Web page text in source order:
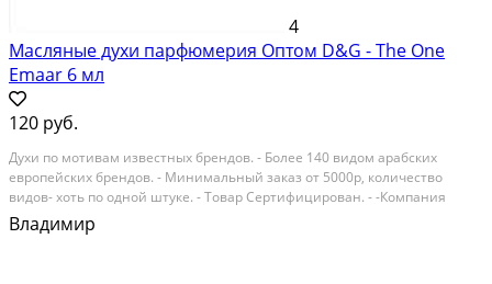
4
Масляные духи парфюмерия Оптом D&G - The One
Emaar 6 мл
120 руб.
Духи по мотивам известных брендов. - Более 140 видом арабских
европейских брендов. - Минимальный заказ от 5000р, количество
видов- хоть по одной штуке. - Товар Сертифицирован. - -Компания
ModissPRO более 9 лет является поставщиком арабской масляной
парфюмерии и восточной косметики по всей...
Владимир